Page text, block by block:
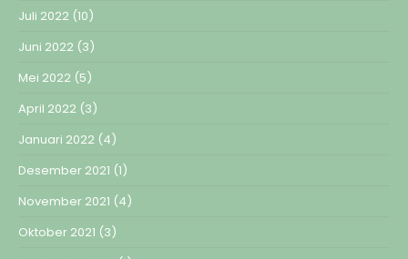
Juli 2022 (10)
Juni 2022 (3)
Mei 2022 (5)
April 2022 (3)
Januari 2022 (4)
Desember 2021 (1)
November 2021 (4)
Oktober 2021 (3)